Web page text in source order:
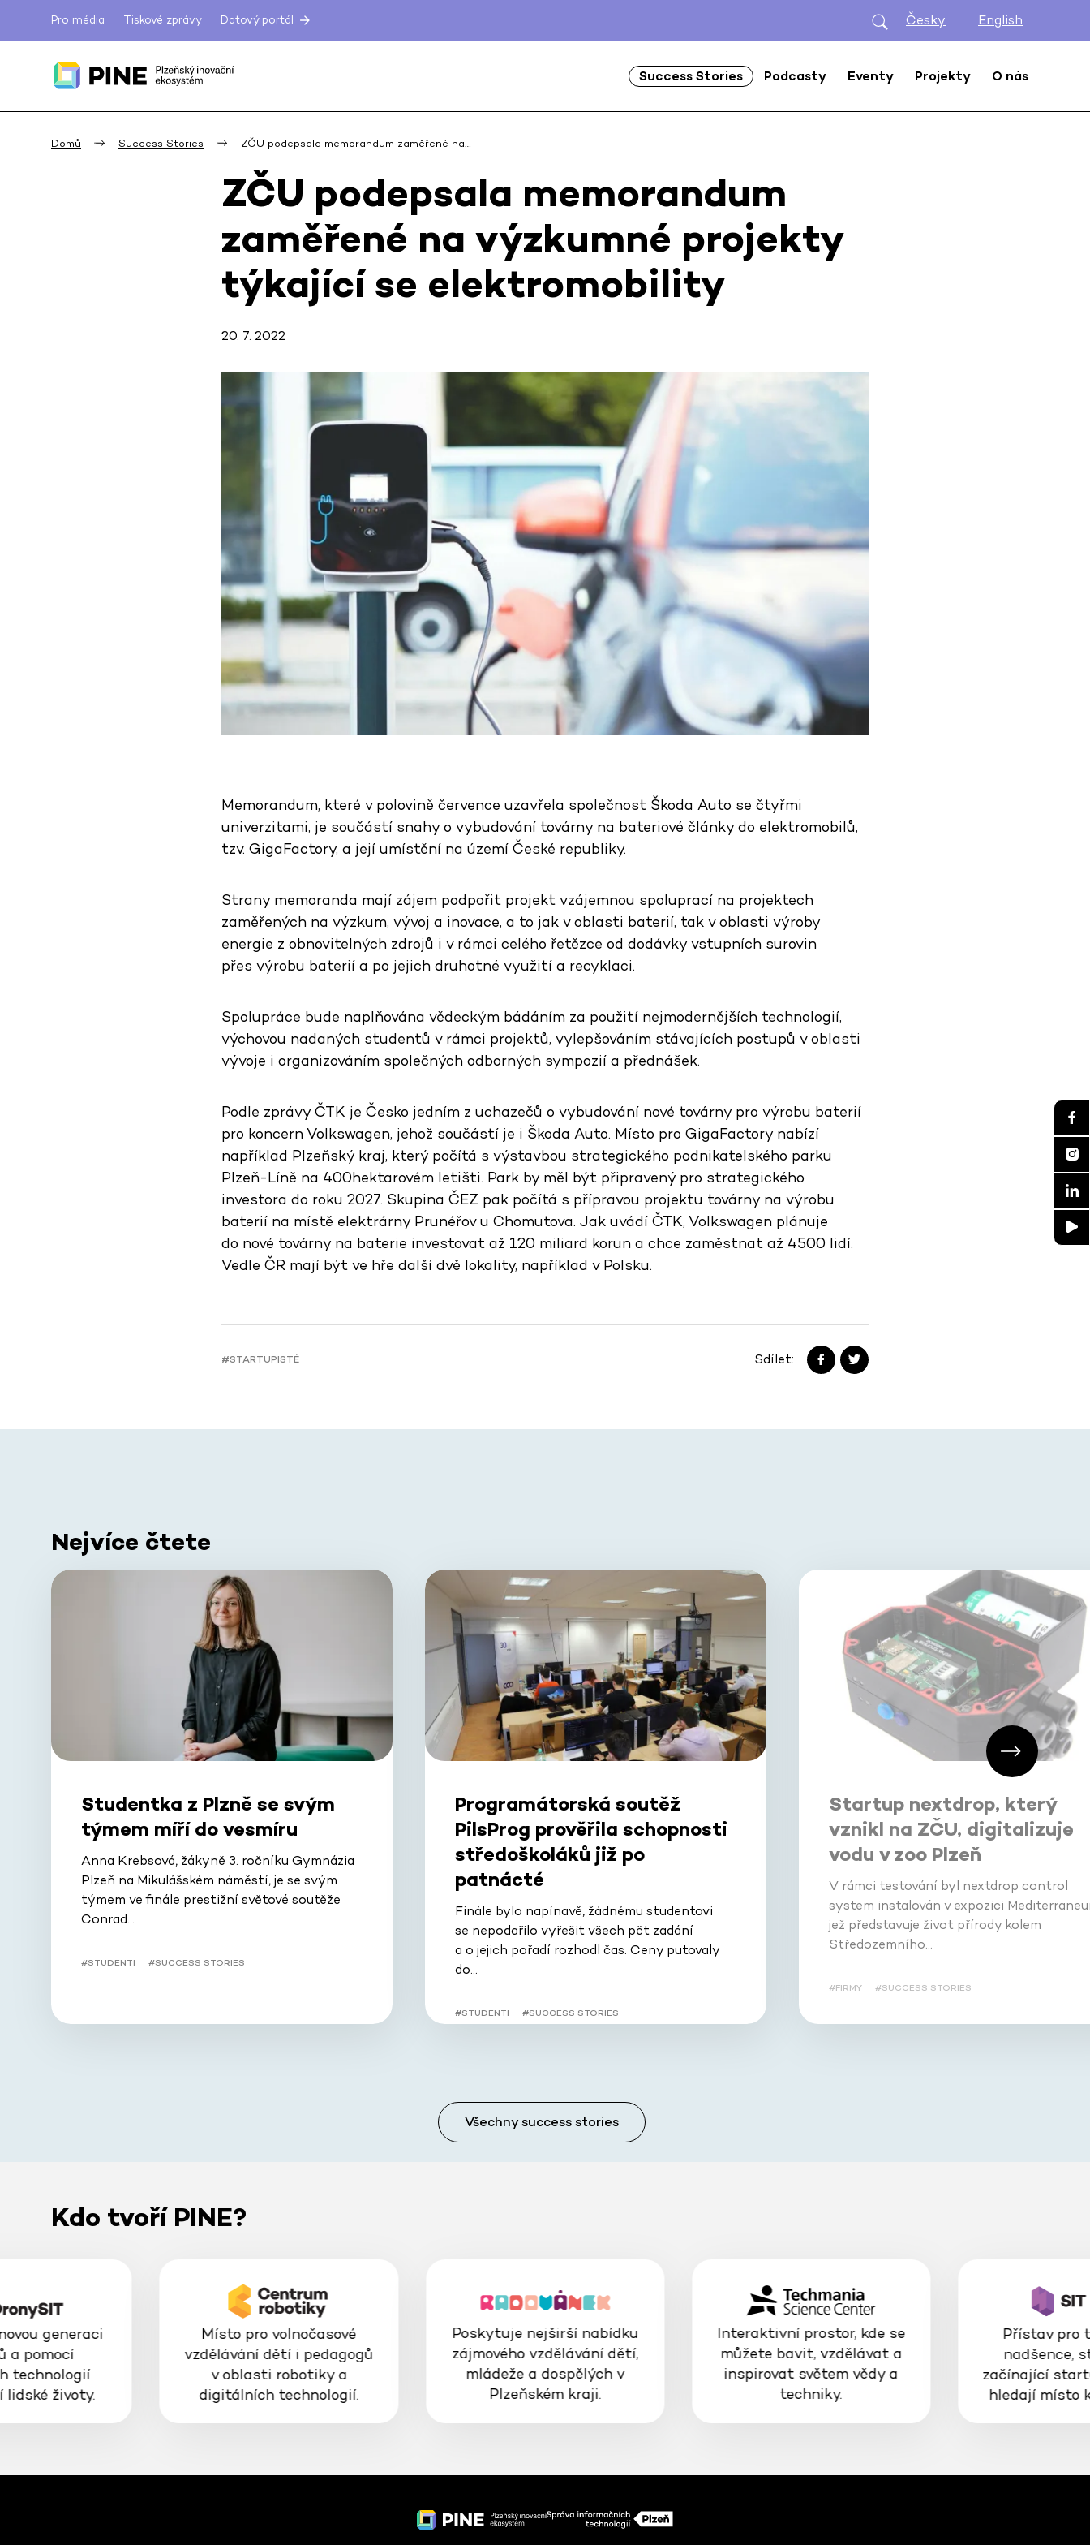
Pro média Tiskové zprávy Datový portál Česky English
Success Stories Podcasty Eventy Projekty O nás
Domů Success Stories ZČU podepsala memorandum zaměřené na…
ZČU podepsala memorandum
zaměřené na výzkumné projekty
týkající se elektromobility
20. 7. 2022
Memorandum, které v polovině července uzavřela společnost Škoda Auto se čtyřmi
univerzitami, je součástí snahy o vybudování továrny na bateriové články do elektromobilů,
tzv. GigaFactory, a její umístění na území České republiky.
Strany memoranda mají zájem podpořit projekt vzájemnou spoluprací na projektech
zaměřených na výzkum, vývoj a inovace, a to jak v oblasti baterií, tak v oblasti výroby
energie z obnovitelných zdrojů i v rámci celého řetězce od dodávky vstupních surovin
přes výrobu baterií a po jejich druhotné využití a recyklaci.
Spolupráce bude naplňována vědeckým bádáním za použití nejmodernějších technologií,
výchovou nadaných studentů v rámci projektů, vylepšováním stávajících postupů v oblasti
vývoje i organizováním společných odborných sympozií a přednášek.
Podle zprávy ČTK je Česko jedním z uchazečů o vybudování nové továrny pro výrobu baterií
pro koncern Volkswagen, jehož součástí je i Škoda Auto. Místo pro GigaFactory nabízí
například Plzeňský kraj, který počítá s výstavbou strategického podnikatelského parku
Plzeň-Líně na 400hektarovém letišti. Park by měl být připravený pro strategického
investora do roku 2027. Skupina ČEZ pak počítá s přípravou projektu továrny na výrobu
baterií na místě elektrárny Prunéřov u Chomutova. Jak uvádí ČTK, Volkswagen plánuje
do nové továrny na baterie investovat až 120 miliard korun a chce zaměstnat až 4500 lidí.
Vedle ČR mají být ve hře další dvě lokality, například v Polsku.
#STARTUPISTÉ Sdílet:
Nejvíce čtete
Studentka z Plzně se svým
týmem míří do vesmíru
Anna Krebsová, žákyně 3. ročníku Gymnázia
Plzeň na Mikulášském náměstí, je se svým
týmem ve finále prestižní světové soutěže
Conrad…
#STUDENTI #SUCCESS STORIES
Programátorská soutěž
PilsProg prověřila schopnosti
středoškoláků již po
patnácté
Finále bylo napínavě, žádnému studentovi
se nepodařilo vyřešit všech pět zadání
a o jejich pořadí rozhodl čas. Ceny putovaly
do…
#STUDENTI #SUCCESS STORIES
Startup nextdrop, který
vznikl na ZČU, digitalizuje
vodu v zoo Plzeň
V rámci testování byl nextdrop control
system instalován v expozici
jež představuje život přírody kolem
Středozemního…
#FIRMY #SUCCESS STORIES
Všechny success stories
Kdo tvoří PINE?
generaci
a pomocí
technologií
lidské životy.
Místo pro volnočasové
vzdělávání dětí i pedagogů
v oblasti robotiky a
digitálních technologií.
Poskytuje nejširší nabídku
zájmového vzdělávání dětí,
mládeže a dospělých v
Plzeňském kraji.
Interaktivní prostor, kde se
můžete bavit, vzdělávat a
inspirovat světem vědy a
techniky.
Přístav pro
nadšence,
začínající
hledají místo